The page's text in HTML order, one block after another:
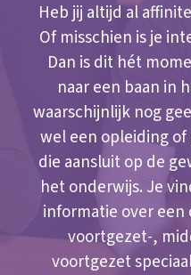
Heb jij altijd al
Of misschien is je
Dan is dit hét
naar een baan in
waarschijnlijk nog
wel een opleiding
die aansluit op de
het onderwijs. Je
informatie over
voortgezet-,
voortgezet